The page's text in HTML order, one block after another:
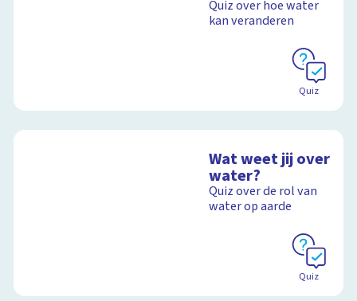
Quiz over hoe water
kan veranderen
Quiz
Wat weet jij over
water?
Quiz over de rol van
water op aarde
Quiz